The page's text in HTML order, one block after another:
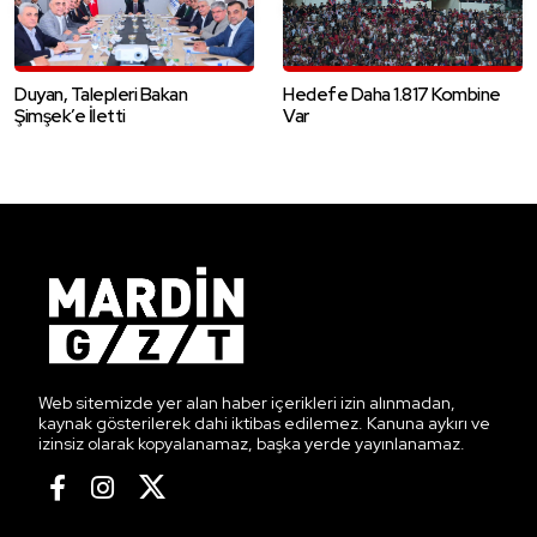
Duyan, Talepleri Bakan
Şimşek’e İletti
Hedefe Daha 1.817 Kombine
Var
Web sitemizde yer alan haber içerikleri izin alınmadan,
kaynak gösterilerek dahi iktibas edilemez. Kanuna aykırı ve
izinsiz olarak kopyalanamaz, başka yerde yayınlanamaz.